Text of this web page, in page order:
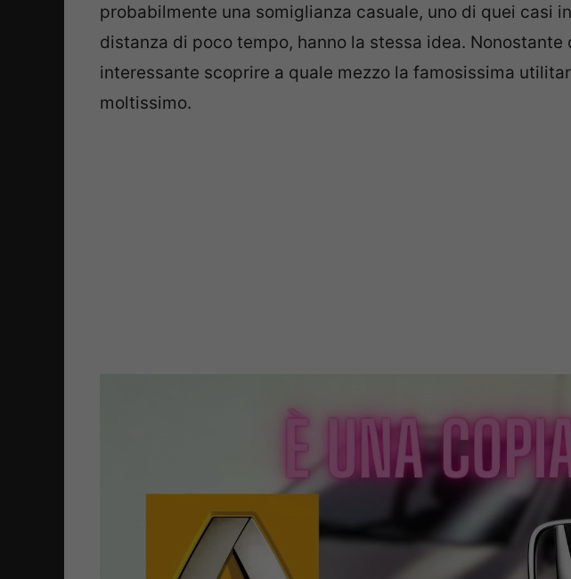
probabilmente una somiglianza casuale, uno di quei casi
distanza di poco tempo, hanno la stessa idea. Nonostante
interessante scoprire a quale mezzo la famosissima
moltissimo.